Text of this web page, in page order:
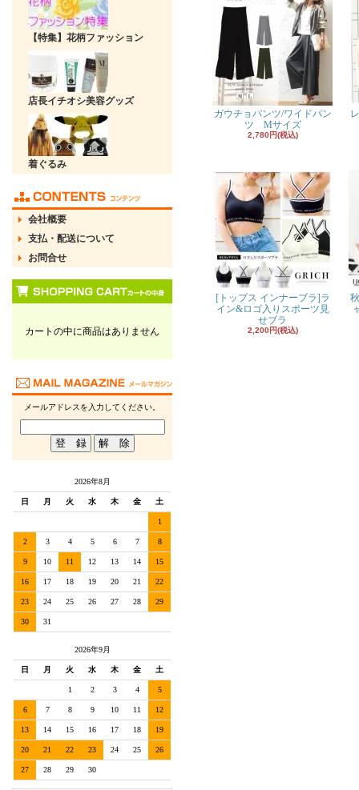
【特集】花柄ファッション
店長イチオシ美容グッズ
着ぐるみ
会社概要
支払・配送について
お問合せ
カートの中に商品はありません
メールアドレスを入力してください。
2026年8月
日 月 火 水 木 金 土
1
2 3 4 5 6 7 8
9 10 11 12 13 14 15
16 17 18 19 20 21 22
23 24 25 26 27 28 29
30 31
2026年9月
日 月 火 水 木 金 土
1 2 3 4 5
6 7 8 9 10 11 12
13 14 15 16 17 18 19
20 21 22 23 24 25 26
27 28 29 30
ガウチョパンツ/ワイドパン
ツ Mサイズ
2,780円(税込)
[トップス インナーブラ]ラ
イン&ロゴ入りスポーツ見
せブラ
2,200円(税込)